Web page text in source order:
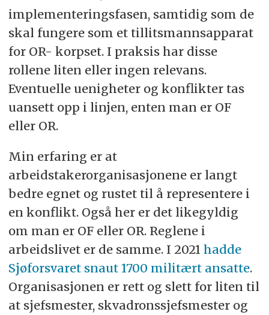
implementeringsfasen, samtidig som de
skal fungere som et tillitsmannsapparat
for OR- korpset. I praksis har disse
rollene liten eller ingen relevans.
Eventuelle uenigheter og konflikter tas
uansett opp i linjen, enten man er OF
eller OR.
Min erfaring er at
arbeidstakerorganisasjonene er langt
bedre egnet og rustet til å representere i
en konflikt. Også her er det likegyldig
om man er OF eller OR. Reglene i
arbeidslivet er de samme. I 2021 hadde
Sjøforsvaret snaut 1700 militært ansatte.
Organisasjonen er rett og slett for liten til
at sjefsmester, skvadronssjefsmester og